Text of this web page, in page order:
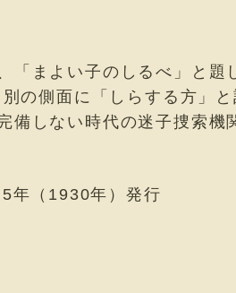
「まよい子のしるべ」と題
の側面に「しらする方」
備しない時代の迷子捜索
年（1930年）発行